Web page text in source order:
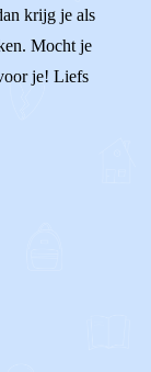
krijg je als
Mocht je
je! Liefs